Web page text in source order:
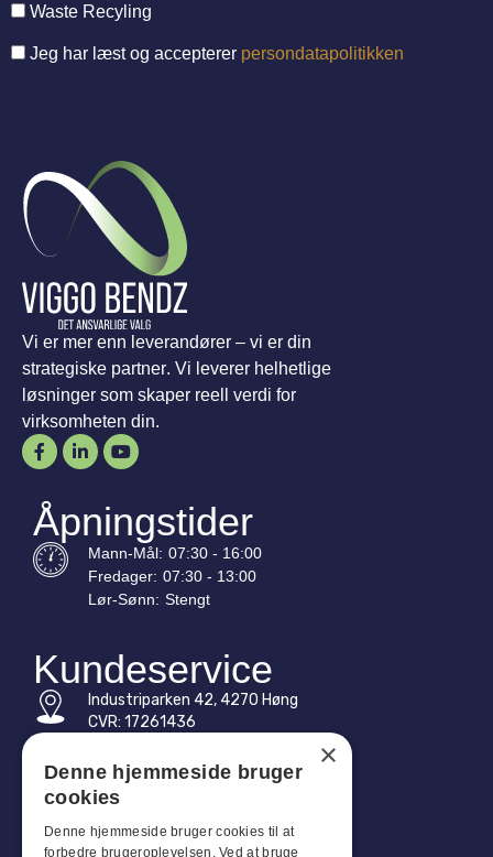
Waste Recyling
Jeg har læst og accepterer persondatapolitikken
Vi er mer enn leverandører – vi er din
strategiske partner. Vi leverer helhetlige
løsninger som skaper reell verdi for
virksomheten din.
Åpningstider
Mann-Mål: 07:30 - 16:00
Fredager: 07:30 - 13:00
Lør-Sønn: Stengt
Kundeservice
Industriparken 42, 4270 Høng
CVR: 17261436
Tlf: +45 4396 4122
E-post: vb@viggobendz.dk
×
Denne hjemmeside bruger
cookies
Denne hjemmeside bruger cookies til at
forbedre brugeroplevelsen. Ved at bruge